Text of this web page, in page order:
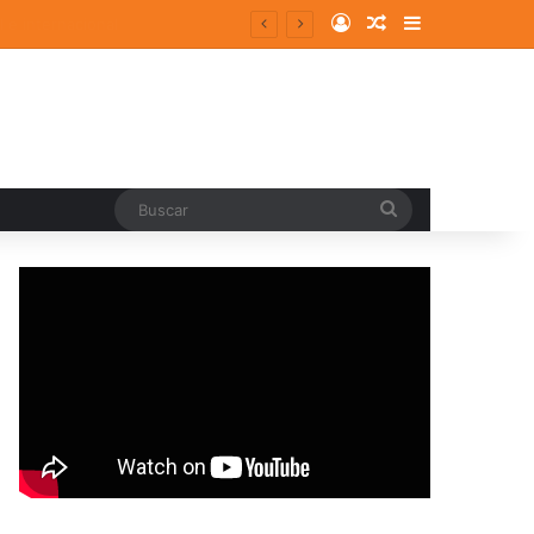
Log InRandom Article
Sidebar